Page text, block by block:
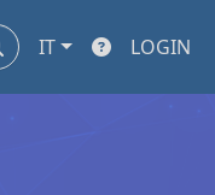
IT LOGIN